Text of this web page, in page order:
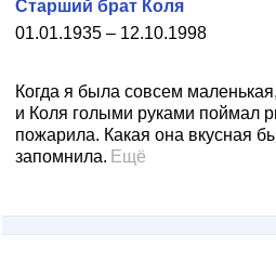
01.01.1935 – 12.10.1998
Старший брат Коля
Когда я была совсем
и Коля голыми руками поймал
пожарила. Какая она вкусная
запомнила. Ещё